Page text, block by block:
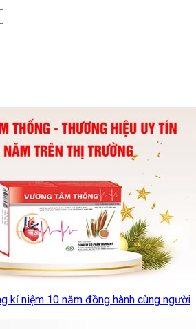
kỉ niệm 10 năm đồng hành cùng người